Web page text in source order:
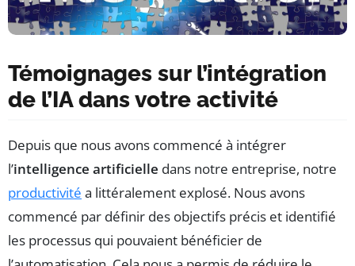
Témoignages sur l’intégration
de l’IA dans votre activité
Depuis que nous avons commencé à intégrer
l’intelligence artificielle dans notre entreprise, notre
productivité a littéralement explosé. Nous avons
commencé par définir des objectifs précis et identifié
les processus qui pouvaient bénéficier de